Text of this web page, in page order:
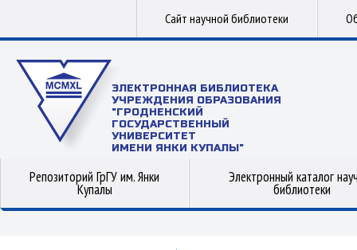
Сайт научной библиотеки
ЭЛЕКТРОННАЯ БИБЛИОТЕКА
УЧРЕЖДЕНИЯ ОБРАЗОВАНИЯ
"ГРОДНЕНСКИЙ
ГОСУДАРСТВЕННЫЙ
УНИВЕРСИТЕТ
ИМЕНИ ЯНКИ КУПАЛЫ"
Репозиторий ГрГУ им. Янки
Купалы
Электронный каталог
библиотеки